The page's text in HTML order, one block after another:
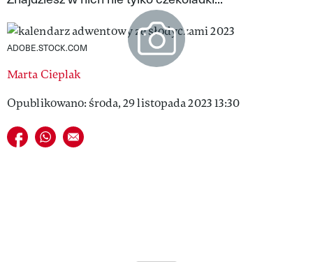
VIVA!MAN
VIVA!PEOPLE POWER
VIVA!ITAKA
MAGAZYN VIVA!
ADOBE.STOCK.COM
Marta Cieplak
Opublikowano: środa, 29 listopada 2023 13:30
Udostępnij na facebook
Udostępnij na whatsapp
E-mail do przyjaciela